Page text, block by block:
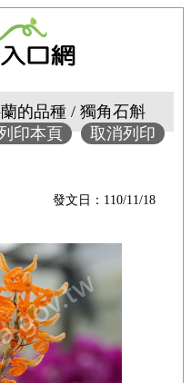
的品種 / 獨角石斛
取消列印
印本頁
發文日：110/11/18